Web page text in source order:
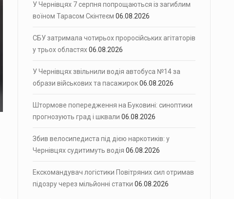
У Чернівцях 7 серпня попрощаються із загиблим
воїном Тарасом Скінтеєм 06.08.2026
СБУ затримала чотирьох проросійських агітаторів
у трьох областях06.08.2026
У Чернівцях звільнили водія автобуса №14 за
образи військових та пасажирок06.08.2026
Штормове попередження на Буковині: синоптики
прогнозують град і шквали 06.08.2026
Збив велосипедиста під дією наркотиків: у
Чернівцях судитимуть водія 06.08.2026
Екскомандувач логістики Повітряних сил отримав
підозру через мільйонні статки 06.08.2026